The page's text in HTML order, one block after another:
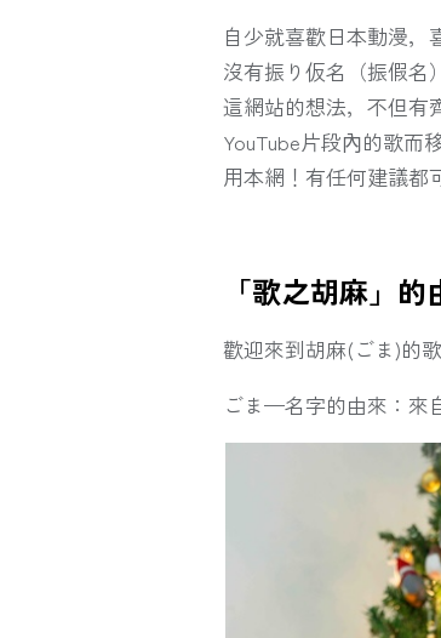
自少就喜歡日本動漫
沒有振り仮名（振假名
這網站的想法，不但有
YouTube片段內的歌而
用本網！有任何建議都
「歌之胡麻」的
歡迎來到胡麻(ごま)的歌
ごま—名字的由來：來